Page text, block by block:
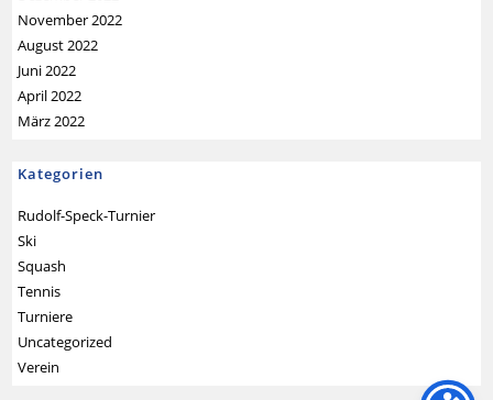
November 2022
August 2022
Juni 2022
April 2022
März 2022
Kategorien
Rudolf-Speck-Turnier
Ski
Squash
Tennis
Turniere
Uncategorized
Verein